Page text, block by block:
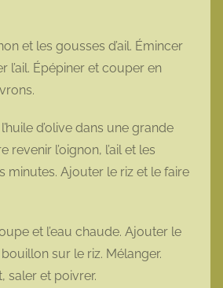
et les gousses d’ail. Émincer
l’ail. Épépiner et couper en
d’olive dans une grande
revenir l’oignon, l’ail et les
minutes. Ajouter le riz et le faire
et l’eau chaude. Ajouter le
sur le riz. Mélanger.
saler et poivrer.